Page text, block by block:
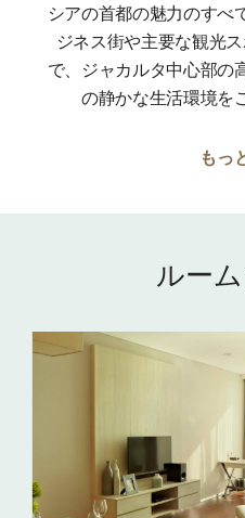
シアの首都の魅力のすべ
ジネス街や主要な観光
で、ジャカルタ中心部の
の静かな生活環境を
もっ
ルー